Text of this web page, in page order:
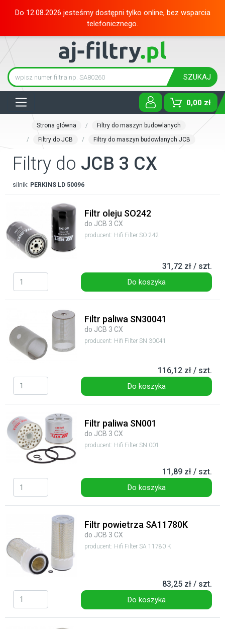
Do 12.08.2026 jesteśmy dostępni tylko online, bez wsparcia
telefonicznego.
SZUKAJ
0,00 zł
Strona główna
Filtry do maszyn budowlanych
Filtry do JCB
Filtry do maszyn budowlanych JCB
Filtry do JCB 3 CX
silnik: PERKINS LD 50096
Filtr oleju SO242
do JCB 3 CX
producent: Hifi Filter SO 242
31,72 zł / szt.
Do koszyka
Filtr paliwa SN30041
do JCB 3 CX
producent: Hifi Filter SN 30041
116,12 zł / szt.
Do koszyka
Filtr paliwa SN001
do JCB 3 CX
producent: Hifi Filter SN 001
11,89 zł / szt.
Do koszyka
Filtr powietrza SA11780K
do JCB 3 CX
producent: Hifi Filter SA 11780 K
83,25 zł / szt.
Do koszyka